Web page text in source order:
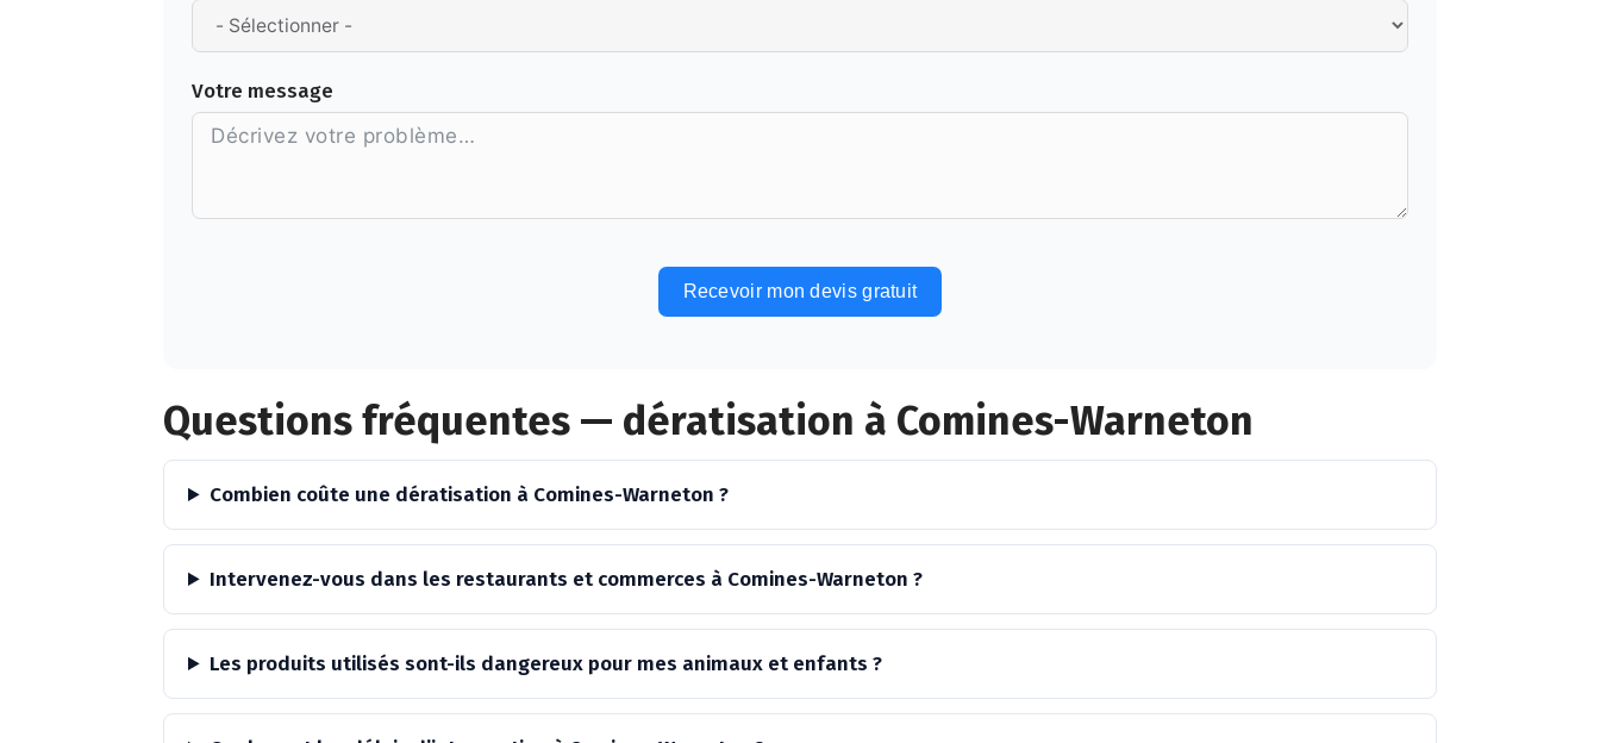
Votre message
Recevoir mon devis gratuit
Questions fréquentes — dératisation à Comines-Warneton
Combien coûte une dératisation à Comines-Warneton ?
Intervenez-vous dans les restaurants et commerces à Comines-Warneton ?
Les produits utilisés sont-ils dangereux pour mes animaux et enfants ?